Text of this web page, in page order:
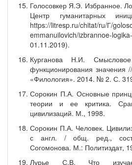
Голосовкер Я.Э. Избранное.
Центр гуманитарных
https://litresp.ru/chitat/ru/Г/
emmanuilovich/izbrannoe-
01.11.2019).
Курганова Н.И.
функционирования значения
«Филология». 2014. № 2. С.
Сорокин П.А. Основные
теории и ее критика.
цивилизаций. М., 1998.
Сорокин П.А. Человек.
с англ. / общ. ред.,
Согомонова. М.: Политиздат,
Лурье С.В. Что изучает